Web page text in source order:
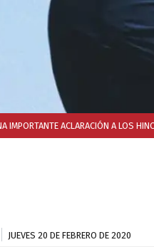
IMPORTANTE ACLARACIÓN A LOS
JUEVES 20 DE FEBRERO DE 2020